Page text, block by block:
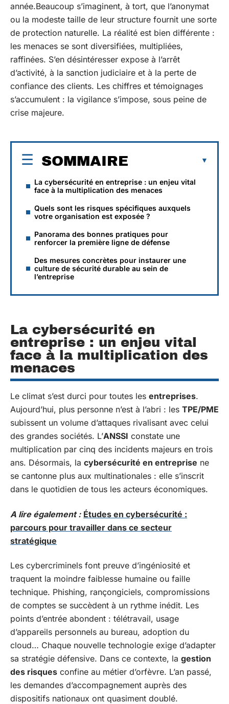
année.Beaucoup s’imaginent, à tort, que l’anonymat
ou la modeste taille de leur structure fournit une sorte
de protection naturelle. La réalité est bien différente :
les menaces se sont diversifiées, multipliées,
raffinées. S’en désintéresser expose à l’arrêt
d’activité, à la sanction judiciaire et à la perte de
confiance des clients. Les chiffres et témoignages
s’accumulent : la vigilance s’impose, sous peine de
crise majeure.
SOMMAIRE
La cybersécurité en entreprise : un enjeu vital
face à la multiplication des menaces
Quels sont les risques spécifiques auxquels
votre organisation est exposée ?
Panorama des bonnes pratiques pour
renforcer la première ligne de défense
Des mesures concrètes pour instaurer une
culture de sécurité durable au sein de
l’entreprise
La cybersécurité en
entreprise : un enjeu vital
face à la multiplication des
menaces
Le climat s’est durci pour toutes les entreprises.
Aujourd’hui, plus personne n’est à l’abri : les TPE/PME
subissent un volume d’attaques rivalisant avec celui
des grandes sociétés. L’ANSSI constate une
multiplication par cinq des incidents majeurs en trois
ans. Désormais, la cybersécurité en entreprise ne
se cantonne plus aux multinationales : elle s’inscrit
dans le quotidien de tous les acteurs économiques.
A lire également : Études en cybersécurité :
parcours pour travailler dans ce secteur
stratégique
Les cybercriminels font preuve d’ingéniosité et
traquent la moindre faiblesse humaine ou faille
technique. Phishing, rançongiciels, compromissions
de comptes se succèdent à un rythme inédit. Les
points d’entrée abondent : télétravail, usage
d’appareils personnels au bureau, adoption du
cloud… Chaque nouvelle technologie exige d’adapter
sa stratégie défensive. Dans ce contexte, la gestion
des risques confine au métier d’orfèvre. L’an passé,
les demandes d’accompagnement auprès des
dispositifs nationaux ont quasiment doublé.